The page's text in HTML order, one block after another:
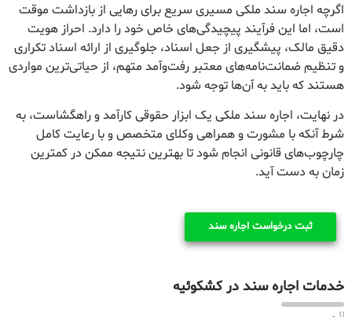
اگرچه اجاره سند ملکی مسیری سریع برای رهایی از بازداشت موقت
است، اما این فرآیند پیچیدگی‌های خاص خود را دارد. احراز هویت
دقیق مالک، پیشگیری از جعل اسناد، جلوگیری از ارائه اسناد تکراری
و تنظیم ضمانت‌نامه‌های معتبر رفت‌وآمد متهم، از حیاتی‌ترین مواردی
هستند که باید به آن‌ها توجه شود.
در نهایت، اجاره سند ملکی یک ابزار حقوقی کارآمد و راهگشاست، به
شرط آنکه با مشورت و همراهی وکلای متخصص و با رعایت کامل
چارچوب‌های قانونی انجام شود تا بهترین نتیجه ممکن در کمترین
زمان به دست آید.
ثبت درخواست اجاره سند
خدمات اجاره سند در کشکوئیه